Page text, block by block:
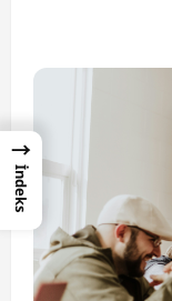
→
İndeks